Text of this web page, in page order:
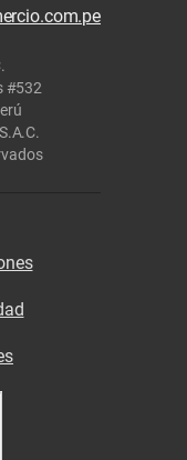
#532